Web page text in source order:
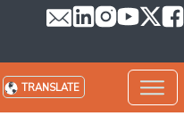
TRANSLATE